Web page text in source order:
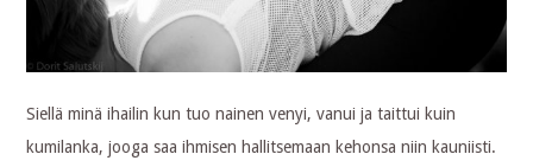
Siellä minä ihailin kun tuo nainen venyi, vanui ja taittui kuin
kumilanka, jooga saa ihmisen hallitsemaan kehonsa niin kauniisti.